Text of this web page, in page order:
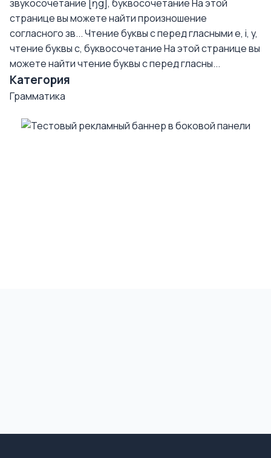
звукосочетание [ŋg], буквосочетаниеНа этой
странице вы можете найти произношение
согласного зв...Чтение буквы с перед гласными e, i, y,
чтение буквы с, буквосочетаниеНа этой странице вы
можете найти чтение буквы с перед гласны...
Категория
Грамматика